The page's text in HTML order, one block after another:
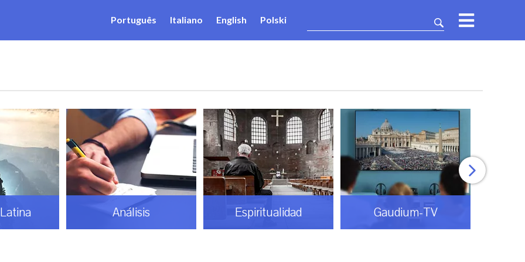
Português Italiano English Polski
Análisis Espiritualidad Gaudium-TV